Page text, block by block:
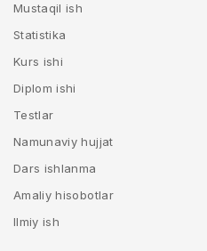
Mustaqil ish
Statistika
Kurs ishi
Diplom ishi
Testlar
Namunaviy hujjat
Dars ishlanma
Amaliy hisobotlar
Ilmiy ish